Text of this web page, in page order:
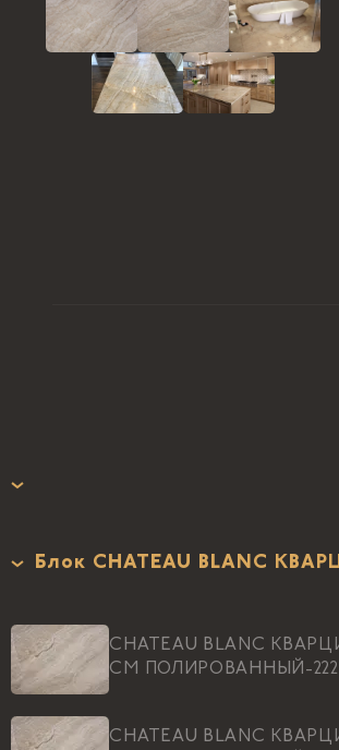
Блок CHATEAU BLANC
CHATEAU BLANC
СМ ПОЛИРОВАННЫЙ-2221
CHATEAU BLANC